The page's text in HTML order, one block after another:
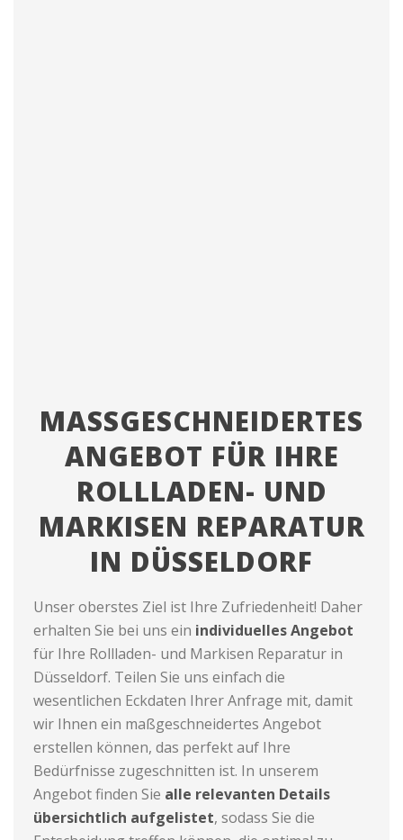
MASSGESCHNEIDERTES A
NGEBOT FÜR IHRE R
OLLLADEN- UND M
ARKISEN REPARATUR I
N DÜSSELDORF
Unser oberstes Ziel ist Ihre Zufriedenheit! Daher
erhalten Sie bei uns ein individuelles Angebot
für Ihre Rollladen- und Markisen Reparatur in
Düsseldorf. Teilen Sie uns einfach die
wesentlichen Eckdaten Ihrer Anfrage mit, damit
wir Ihnen ein maßgeschneidertes Angebot
erstellen können, das perfekt auf Ihre
Bedürfnisse zugeschnitten ist. In unserem
Angebot finden Sie alle relevanten Details
übersichtlich aufgelistet, sodass Sie die